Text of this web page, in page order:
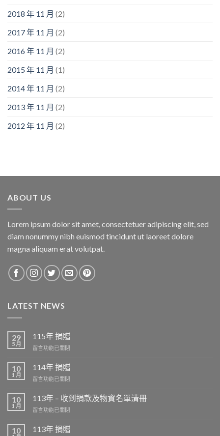
2018 年 11 月 (2)
2017 年 11 月 (2)
2016 年 11 月 (2)
2015 年 11 月 (1)
2014 年 11 月 (2)
2013 年 11 月 (2)
2012 年 11 月 (2)
ABOUT US
Lorem ipsum dolor sit amet, consectetuer adipiscing elit, sed
diam nonummy nibh euismod tincidunt ut laoreet dolore
magna aliquam erat volutpat.
LATEST NEWS
29
5 月
115年 捐贈
在
年
捐
贈〉
留言功能已關閉
10
1 月
114年 捐贈
在
年
捐
贈〉
留言功能已關閉
10
1 月
113年 – 收到捐款及物資名單清冊
在
年
–
留言功能已關閉
10 113年 捐贈